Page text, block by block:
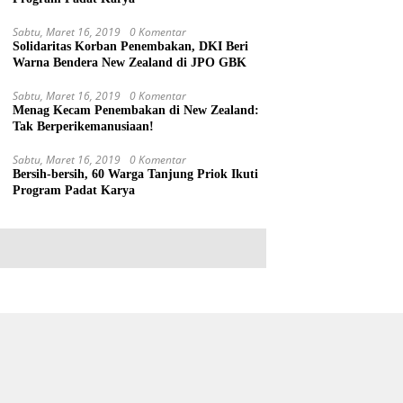
Sabtu, Maret 16, 2019 0 Komentar
Solidaritas Korban Penembakan, DKI Beri
Warna Bendera New Zealand di JPO GBK
Sabtu, Maret 16, 2019 0 Komentar
Menag Kecam Penembakan di New Zealand:
Tak Berperikemanusiaan!
Sabtu, Maret 16, 2019 0 Komentar
Bersih-bersih, 60 Warga Tanjung Priok Ikuti
Program Padat Karya